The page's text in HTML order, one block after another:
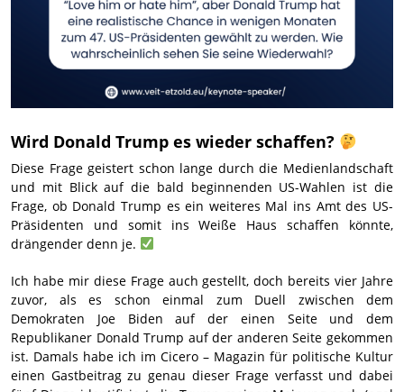
Wird Donald Trump es wieder schaffen?
Diese Frage geistert schon lange durch die Medienlandschaft
und mit Blick auf die bald beginnenden US-Wahlen ist die
Frage, ob Donald Trump es ein weiteres Mal ins Amt des US-
Präsidenten und somit ins Weiße Haus schaffen könnte,
drängender denn je.
Ich habe mir diese Frage auch gestellt, doch bereits vier Jahre
zuvor, als es schon einmal zum Duell zwischen dem
Demokraten Joe Biden auf der einen Seite und dem
Republikaner Donald Trump auf der anderen Seite gekommen
ist. Damals habe ich im Cicero – Magazin für politische Kultur
einen Gastbeitrag zu genau dieser Frage verfasst und dabei